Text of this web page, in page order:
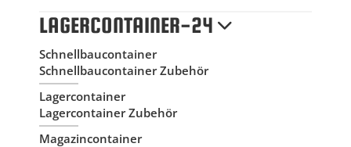
LAGERCONTAINER-24
Schnellbaucontainer
Schnellbaucontainer Zubehör
Lagercontainer
Lagercontainer Zubehör
Magazincontainer